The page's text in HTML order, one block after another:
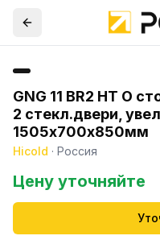
GNG 11 BR2 HT О
2 стекл.двери,
1505х700х850мм
Hicold · Россия
Цену уточняйте